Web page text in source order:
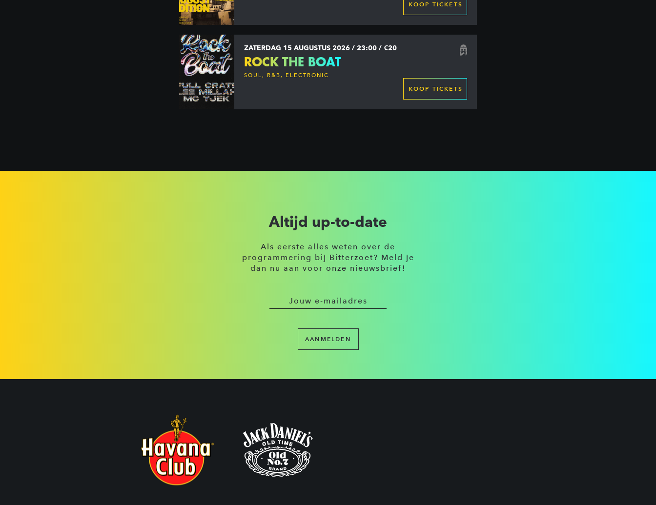
KOOP TICKETS
ZATERDAG 15 AUGUSTUS 2026 / 23:00 / €20
ROCK THE BOAT
SOUL, R&B, ELECTRONIC
KOOP TICKETS
Altijd up-to-date
Als eerste alles weten over de
programmering bij Bitterzoet? Meld je
dan nu aan voor onze nieuwsbrief!
AANMELDEN